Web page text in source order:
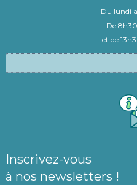
Du lundi
De
et de
Inscrivez-vous
à nos newsletters !